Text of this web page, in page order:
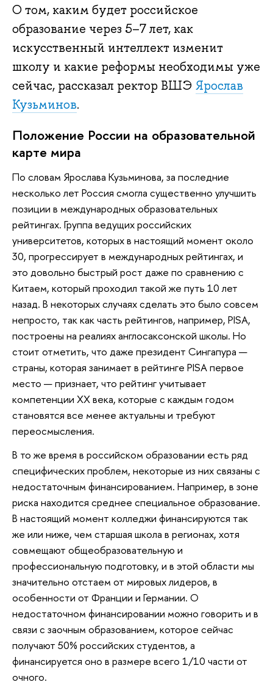
О том, каким будет российское
образование через 5–7 лет, как
искусственный интеллект изменит
школу и какие реформы необходимы уже
сейчас, рассказал ректор ВШЭ Ярослав
Кузьминов.
Положение России на образовательной
карте мира
По словам Ярослава Кузьминова, за последние
несколько лет Россия смогла существенно улучшить
позиции в международных образовательных
рейтингах. Группа ведущих российских
университетов, которых в настоящий момент около
30, прогрессирует в международных рейтингах, и
это довольно быстрый рост даже по сравнению с
Китаем, который проходил такой же путь 10 лет
назад. В некоторых случаях сделать это было совсем
непросто, так как часть рейтингов, например, PISA,
построены на реалиях англосаксонской школы. Но
стоит отметить, что даже президент Сингапура —
страны, которая занимает в рейтинге PISA первое
место — признает, что рейтинг учитывает
компетенции XX века, которые с каждым годом
становятся все менее актуальны и требуют
переосмысления.
В то же время в российском образовании есть ряд
специфических проблем, некоторые из них связаны с
недостаточным финансированием. Например, в зоне
риска находится среднее специальное образование.
В настоящий момент колледжи финансируются так
же или ниже, чем старшая школа в регионах, хотя
совмещают общеобразовательную и
профессиональную подготовку, и в этой области мы
значительно отстаем от мировых лидеров, в
особенности от Франции и Германии. О
недостаточном финансировании можно говорить и в
связи с заочным образованием, которое сейчас
получают 50% российских студентов, а
финансируется оно в размере всего 1/10 части от
очного.